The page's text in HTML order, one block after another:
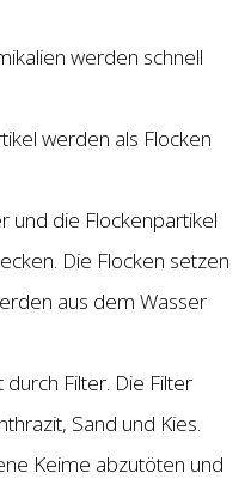
werden schnell
werden als Flocken
und die Flockenpartikel
Die Flocken setzen
aus dem Wasser
Filter. Die Filter
Sand und Kies.
Keime abzutöten und